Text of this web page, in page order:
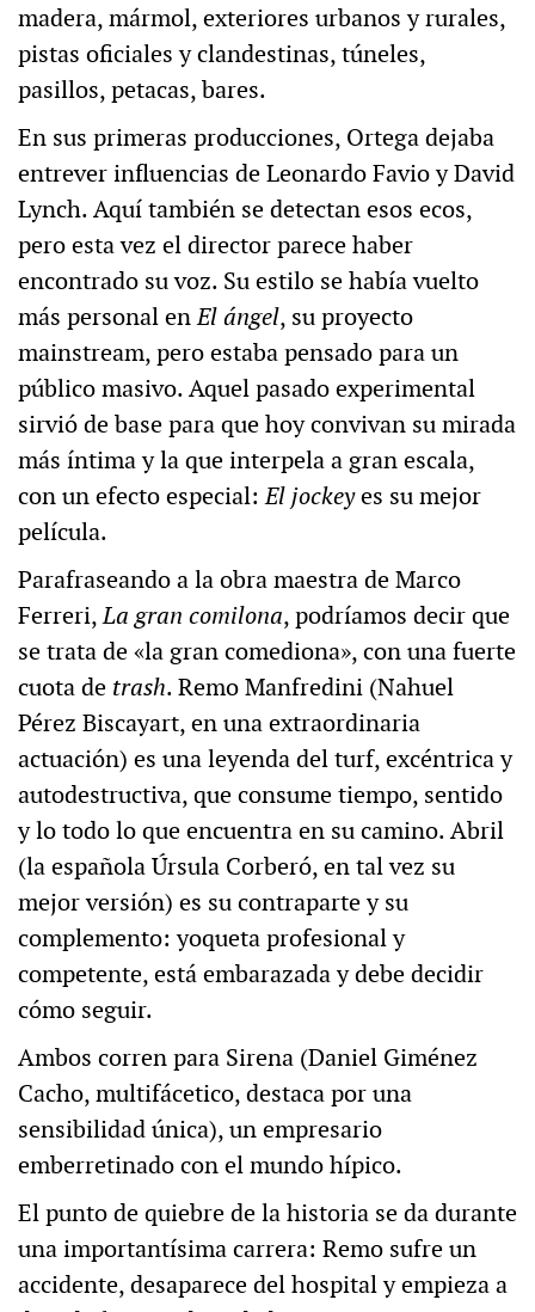
madera, mármol, exteriores urbanos y rurales,
pistas oficiales y clandestinas, túneles,
pasillos, petacas, bares.
En sus primeras producciones, Ortega dejaba
entrever influencias de Leonardo Favio y David
Lynch. Aquí también se detectan esos ecos,
pero esta vez el director parece haber
encontrado su voz. Su estilo se había vuelto
más personal enEl ángel, su proyecto
mainstream, pero estaba pensado para un
público masivo. Aquel pasado experimental
sirvió de base para que hoy convivan su mirada
más íntima y la que interpela a gran escala,
con un efecto especial:El jockeyes su mejor
película.
Parafraseando a la obra maestra de Marco
Ferreri,La gran comilona, podríamos decir que
se trata de «la gran comediona», con una fuerte
cuota de trash. Remo Manfredini (Nahuel
Pérez Biscayart, en una extraordinaria
actuación) es una leyenda del turf, excéntrica y
autodestructiva, que consume tiempo, sentido
y lo todo lo que encuentra en su camino. Abril
(la española Úrsula Corberó, en tal vez su
mejor versión) es su contraparte y su
complemento: yoqueta profesional y
competente, está embarazada y debe decidir
cómo seguir.
Ambos corren para Sirena (Daniel Giménez
Cacho, multifácetico, destaca por una
sensibilidad única), un empresario
emberretinado con el mundo hípico.
El punto de quiebre de la historia se da durante
una importantísima carrera: Remo sufre un
accidente, desaparece del hospital y empieza a